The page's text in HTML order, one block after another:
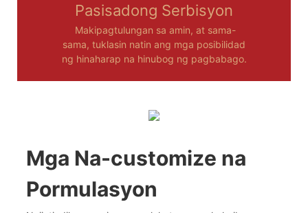
Pasisadong Serbisyon
Makipagtulungan sa amin, at sama-
sama, tuklasin natin ang mga posibilidad
ng hinaharap na hinubog ng pagbabago.
Mga Na-customize na
Pormulasyon